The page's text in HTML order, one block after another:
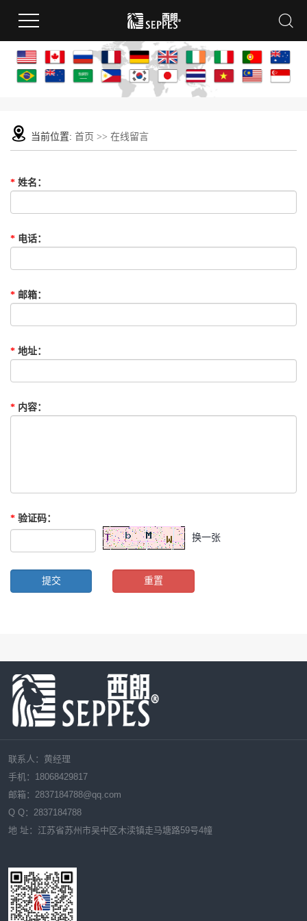
当前位置: 首页 >> 在线留言
* 姓名 ：
* 电话：
* 邮箱：
* 地址：
* 内容：
* 验证码：
换一张
联系人：黄经理
手机：18068429817
邮箱： 2837184788@qq.com
Q Q： 2837184788
地 址：江苏省苏州市吴中区木渎镇走马塘路59号4幢